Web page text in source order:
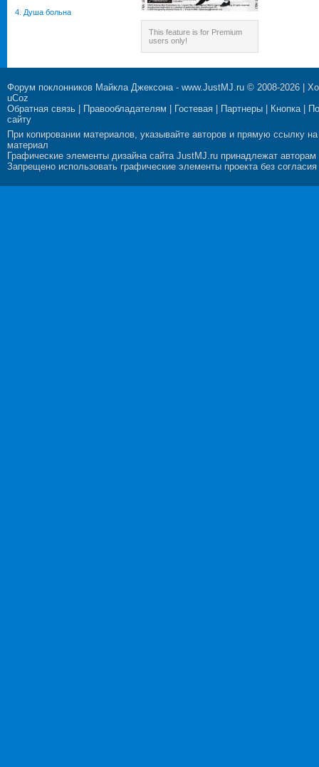
4. Душа больна
This feature is for Premium
users only!
Форум поклонников Майкла Джексона- www.JustMJ.ru © 2008-2026 |
uCoz
Обратная связь
Правообладателям Гостевая Партнеры Кнопка|
сайту
При копировании материалов, указывайте авторов и прямую ссылку на
материал
Графические элементы дизайна сайта JustMJ.ru принадлежат авторам
Запрещено использовать графические элементы проекта без согласия